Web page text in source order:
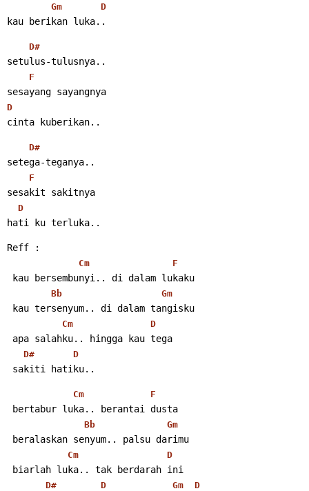
Gm D
kau berikan luka..
D#
setulus-tulusnya..
F
sesayang sayangnya
D
cinta kuberikan..
D#
setega-teganya..
F
sesakit sakitnya
D
hati ku terluka..
Reff :
Cm F
kau bersembunyi.. di dalam lukaku
Bb Gm
kau tersenyum.. di dalam tangisku
Cm D
apa salahku.. hingga kau tega
D# D
sakiti hatiku..
Cm F
bertabur luka.. berantai dusta
Bb Gm
beralaskan senyum.. palsu darimu
Cm D
biarlah luka.. tak berdarah ini
D# D Gm D